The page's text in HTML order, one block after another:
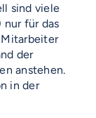
sind viele
nur für das
der
anstehen.
in der